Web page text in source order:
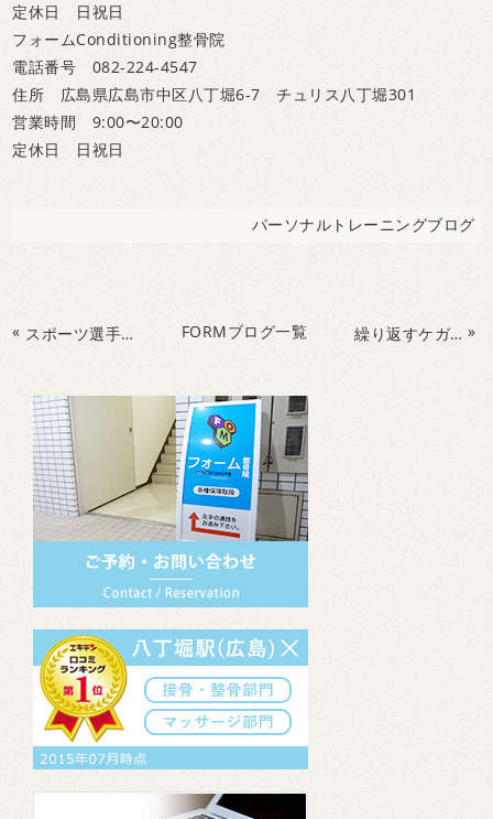
定休日 日祝日
フォームConditioning整骨院
電話番号 082-224-4547
住所 広島県広島市中区八丁堀6-7 チュリス八丁堀301
営業時間 9:00〜20:00
定休日 日祝日
パーソナルトレーニングブログ
« スポーツ選手に欠かせない！判断力・瞬発力・視野の広さを鍛えるライフキネティック FORMブログ一覧 繰り返すケガに悩むアスリートへ。整骨院で痛み改善と再発防止 »